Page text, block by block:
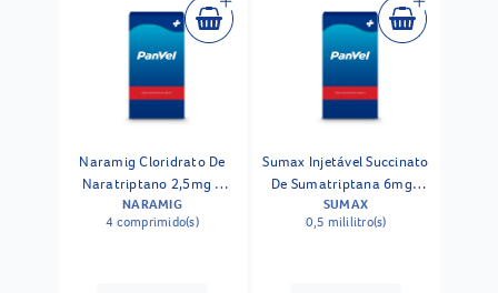
Naramig Cloridrato De
Naratriptano 2,5mg 4
Comprimidos Revestidos
NARAMIG
4 comprimido(s)
Sumax Injetável Succinato
De Sumatriptana 6mg1
Ampola
SUMAX
0,5 mililitro(s)